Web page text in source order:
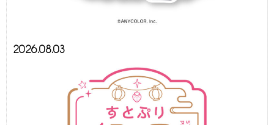
2026.08.03